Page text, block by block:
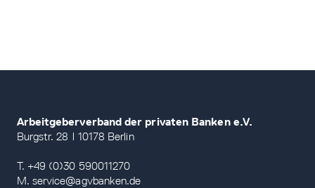
Arbeitgeberverband der privaten Banken e.V.
Burgstr. 28 | 10178 Berlin
T. +49 (0)30 590011270
M. service@agvbanken.de